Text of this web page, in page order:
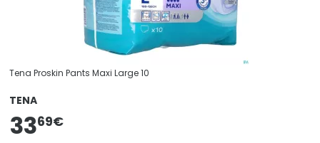
Tena Proskin Pants Maxi Large 10
TENA
3369€